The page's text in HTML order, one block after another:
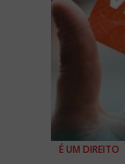
É UM DIREITO